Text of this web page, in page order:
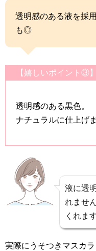
透明感のある液を採
も◎
【嬉しいポイント③
透明感のある黒色。
ナチュラルに仕上げま
液に透
れませ
くれます
実際にうそつきマスカ